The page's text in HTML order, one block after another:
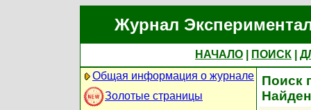
Журнал
НАЧАЛО ПОИСК
Общая информация о журнале
Золотые страницы
Поиск